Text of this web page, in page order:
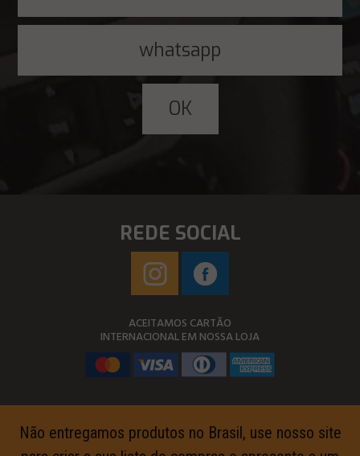
REDE SOCIAL
ACEITAMOS CARTÃO
INTERNACIONAL EM NOSSA LOJA
Não entregamos produtos no Brasil, use nosso site